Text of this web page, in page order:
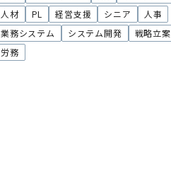
人材
PL 経営支援 シニア
人事
業務システム
システム開発
戦略立案
労務